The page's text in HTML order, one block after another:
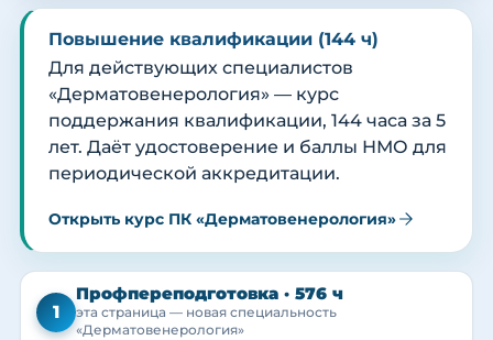
Повышение квалификации (144 ч)
Для действующих специалистов
«Дерматовенерология» — курс
поддержания квалификации, 144 часа за 5
лет. Даёт удостоверение и баллы НМО для
периодической аккредитации.
Открыть курс ПК «Дерматовенерология»
1
Профпереподготовка · 576 ч
эта страница — новая специальность
«Дерматовенерология»